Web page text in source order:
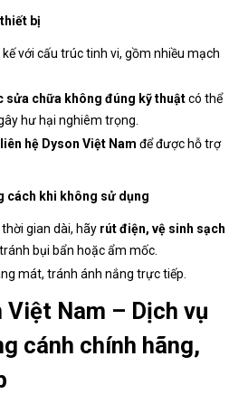
bị
với cấu trúc tinh vi, gồm nhiều mạch
sửa chữa không đúng kỹ thuậtcó thể
hư hại nghiêm trọng.
liên hệ Dyson Việt Nam để được hỗ trợ
cách khi không sử dụng
gian dài, hãy rút điện, vệ sinh sạch
bụi bẩn hoặc ẩm mốc.
mát, tránh ánh nắng trực tiếp.
Việt Nam – Dịch vụ
cánh chính hãng,